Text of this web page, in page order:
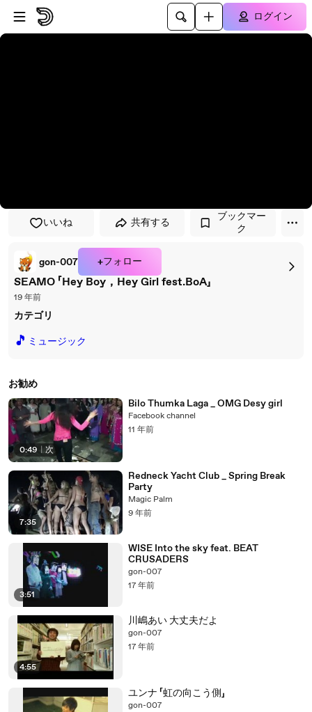
プレイヤーにスキップ
メインコンテンツにスキップ
ログイン
いいね 共有する
ブックマー
ク
gon-007 +フォロー
SEAMO 「Hey Boy，Hey Girl fest.BoA」
19 年前
カテゴリ
🎵 ミュージック
お勧め
0:49 次
Bilo Thumka Laga _ OMG Desy girl
Facebook channel
11 年前
7:35
Redneck Yacht Club _ Spring Break
Party
Magic Palm
9 年前
3:51
WISE Into the sky feat. BEAT
CRUSADERS
gon-007
17 年前
4:55
川嶋あい 大丈夫だよ
gon-007
17 年前
ユンナ 「虹の向こう側」
gon-007